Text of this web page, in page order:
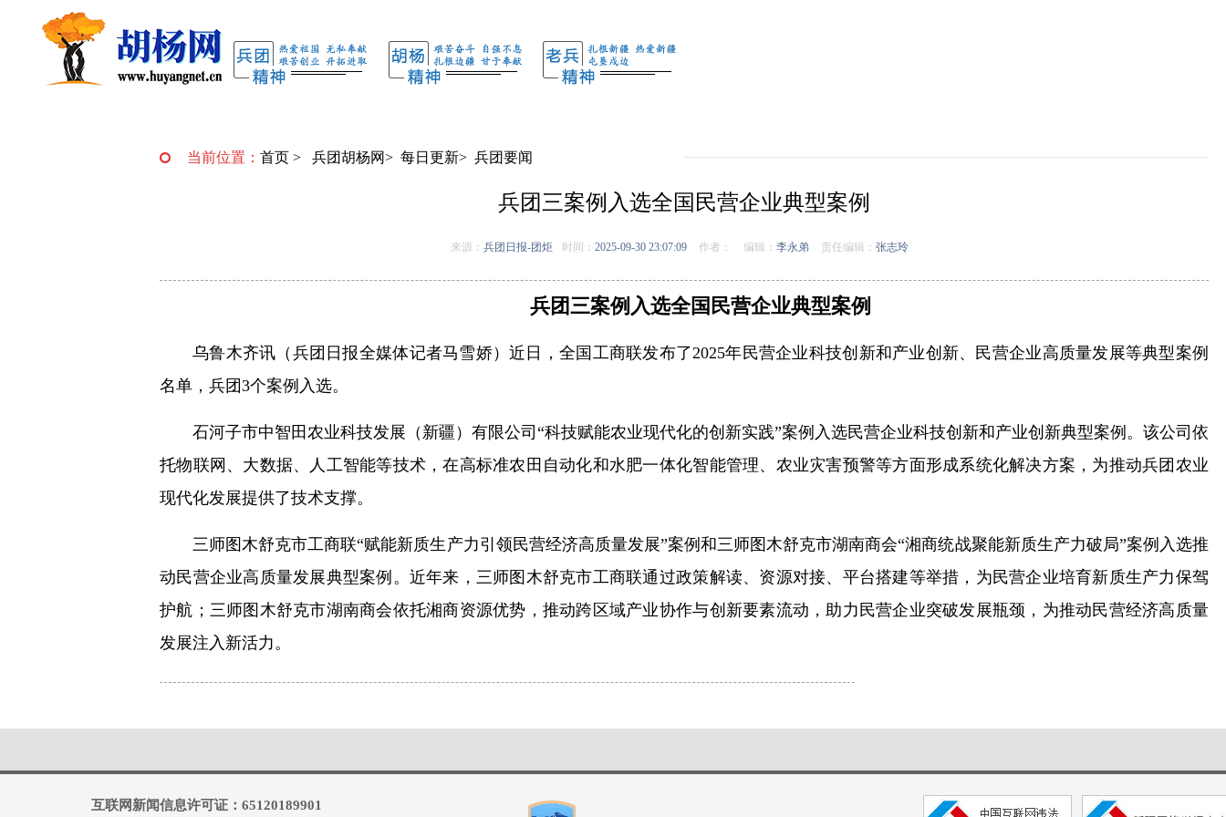
当前位置： 首页 > 兵团胡杨网> 每日更新> 兵团要闻
兵团三案例入选全国民营企业典型案例
来源： 兵团日报-团炬 时间： 2025-09-30 23:07:09 作者： 编辑： 李永弟 责任编辑： 张志玲
兵团三案例入选全国民营企业典型案例
乌鲁木齐讯（兵团日报全媒体记者马雪娇）近日，全国工商联发布了2025年民营企业科技创新和产业创新、民营企业高质量发展等典型案例
名单，兵团3个案例入选。
石河子市中智田农业科技发展（新疆）有限公司“科技赋能农业现代化的创新实践”案例入选民营企业科技创新和产业创新典型案例。该公司依
托物联网、大数据、人工智能等技术，在高标准农田自动化和水肥一体化智能管理、农业灾害预警等方面形成系统化解决方案，为推动兵团农业
现代化发展提供了技术支撑。
三师图木舒克市工商联“赋能新质生产力引领民营经济高质量发展”案例和三师图木舒克市湖南商会“湘商统战聚能新质生产力破局”案例入选推
动民营企业高质量发展典型案例。近年来，三师图木舒克市工商联通过政策解读、资源对接、平台搭建等举措，为民营企业培育新质生产力保驾
护航；三师图木舒克市湖南商会依托湘商资源优势，推动跨区域产业协作与创新要素流动，助力民营企业突破发展瓶颈，为推动民营经济高质量
发展注入新活力。
互联网新闻信息许可证：65120189901